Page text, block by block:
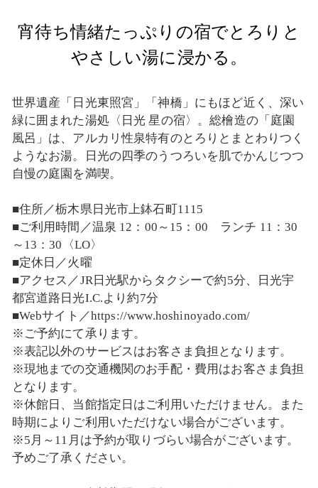
宵待ち情緒たっぷりの宿でとろりと
やさしい湯に浸かる。
世界遺産「日光東照宮」「神橋」にもほど近く、深い
緑に囲まれた湯処〈日光 星の宿〉。総檜造の「庭園
風呂」は、アルカリ性泉特有のとろりとまとわりつく
ようなお湯。日光の四季のうつろいを肌でかんじつつ
自慢の庭園を満喫。
■住所／栃木県日光市上鉢石町1115
■ご利用時間／温泉 12：00～15：00 ランチ 11：30
～13：30〈LO〉
■定休日／火曜
■アクセス／JR日光駅からタクシーで約5分、日光宇
都宮道路日光I.C.より約7分
■Webサイト／https://www.hoshinoyado.com/
※ご予約にて承ります。
※表記以外のサービスはお客さま負担となります。
※現地までの交通機関のお手配・費用はお客さま負担
となります。
※休館日、当館指定日はご利用いただけません。また
時期によりご利用いただけない場合がございます。
※5月～11月は予約が取りづらい場合がございます。
予めご了承ください。